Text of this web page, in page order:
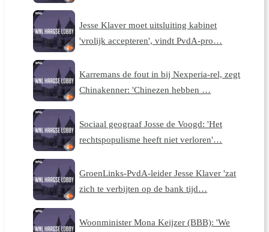
Jesse Klaver moet uitsluiting kabinet
'vrolijk accepteren', vindt PvdA-pro…
Karremans de fout in bij Nexperia-rel, zegt
Chinakenner: 'Chinezen hebben …
Sociaal geograaf Josse de Voogd: 'Het
rechtspopulisme heeft niet verloren'…
GroenLinks-PvdA-leider Jesse Klaver 'zat
zich te verbijten op de bank tijd…
Woonminister Mona Keijzer (BBB): 'We